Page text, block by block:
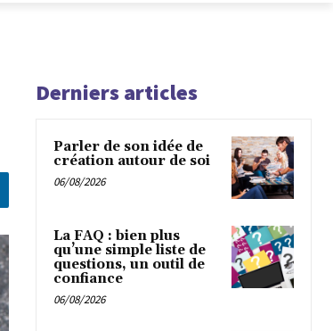
Derniers articles
Parler de son idée de
création autour de soi
06/08/2026
La FAQ : bien plus
qu’une simple liste de
questions, un outil de
confiance
06/08/2026